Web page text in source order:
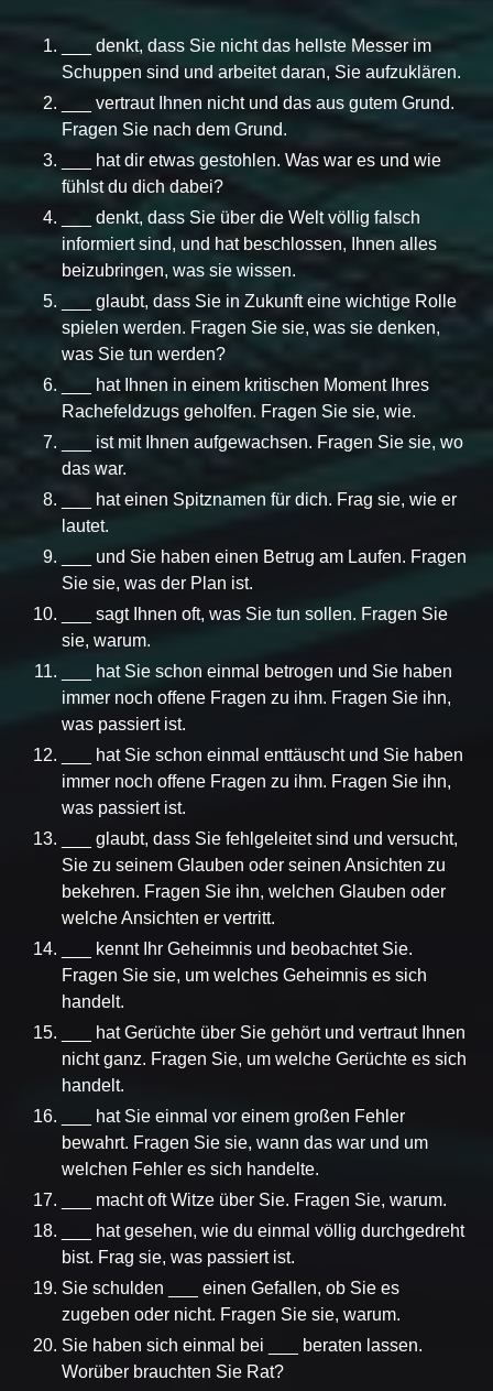
___ denkt, dass Sie nicht das hellste Messer im
Schuppen sind und arbeitet daran, Sie aufzuklären.
___ vertraut Ihnen nicht und das aus gutem Grund.
Fragen Sie nach dem Grund.
___ hat dir etwas gestohlen. Was war es und wie
fühlst du dich dabei?
___ denkt, dass Sie über die Welt völlig falsch
informiert sind, und hat beschlossen, Ihnen alles
beizubringen, was sie wissen.
___ glaubt, dass Sie in Zukunft eine wichtige Rolle
spielen werden. Fragen Sie sie, was sie denken,
was Sie tun werden?
___ hat Ihnen in einem kritischen Moment Ihres
Rachefeldzugs geholfen. Fragen Sie sie, wie.
___ ist mit Ihnen aufgewachsen. Fragen Sie sie, wo
das war.
___ hat einen Spitznamen für dich. Frag sie, wie er
lautet.
___ und Sie haben einen Betrug am Laufen. Fragen
Sie sie, was der Plan ist.
___ sagt Ihnen oft, was Sie tun sollen. Fragen Sie
sie, warum.
___ hat Sie schon einmal betrogen und Sie haben
immer noch offene Fragen zu ihm. Fragen Sie ihn,
was passiert ist.
___ hat Sie schon einmal enttäuscht und Sie haben
immer noch offene Fragen zu ihm. Fragen Sie ihn,
was passiert ist.
___ glaubt, dass Sie fehlgeleitet sind und versucht,
Sie zu seinem Glauben oder seinen Ansichten zu
bekehren. Fragen Sie ihn, welchen Glauben oder
welche Ansichten er vertritt.
___ kennt Ihr Geheimnis und beobachtet Sie.
Fragen Sie sie, um welches Geheimnis es sich
handelt.
___ hat Gerüchte über Sie gehört und vertraut Ihnen
nicht ganz. Fragen Sie, um welche Gerüchte es sich
handelt.
___ hat Sie einmal vor einem großen Fehler
bewahrt. Fragen Sie sie, wann das war und um
welchen Fehler es sich handelte.
___ macht oft Witze über Sie. Fragen Sie, warum.
___ hat gesehen, wie du einmal völlig durchgedreht
bist. Frag sie, was passiert ist.
Sie schulden ___ einen Gefallen, ob Sie es
zugeben oder nicht. Fragen Sie sie, warum.
Sie haben sich einmal bei ___ beraten lassen.
Worüber brauchten Sie Rat?